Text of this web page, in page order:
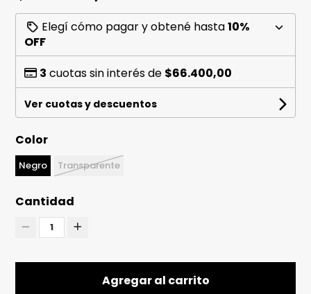
Elegí cómo pagar y obtené hasta10%
OFF
3 cuotas sin interés de $66.400,00
Ver cuotas y descuentos
Color
Negro Transparente
Cantidad
1
Agregar al carrito